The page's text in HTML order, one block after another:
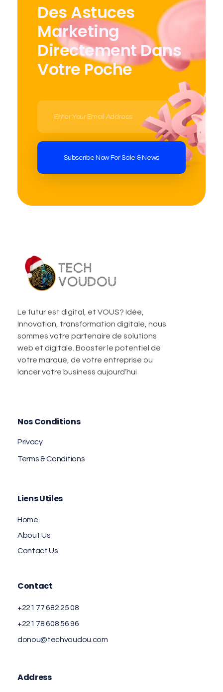
Des Astuces
Marketing
Directement Dans
Votre Poche
Le futur est digital, et VOUS? Idée,
Innovation, transformation digitale, nous
sommes votre partenaire de solutions
web et digitale. Booster le potentiel de
votre marque, de votre entreprise ou
lancer votre business aujourd’hui
Nos Conditions
Privacy
Terms & Conditions
Liens Utiles
Home
About Us
Contact Us
Contact
+221 77 682 25 08
+221 78 608 56 96
donou@techvoudou.com
Address